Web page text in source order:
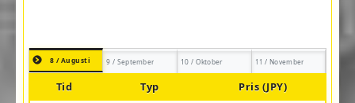
8 / Augusti 9 / September 10 / Oktober 11 / November
Tid Typ Pris (JPY)